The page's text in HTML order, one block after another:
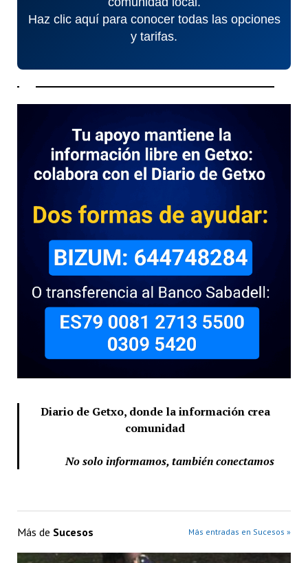
Haz clic aquí para conocer todas las opciones
y tarifas.
Diario de Getxo, donde la información crea
comunidad
No solo informamos, también conectamos
Más de Sucesos Más entradas en Sucesos »